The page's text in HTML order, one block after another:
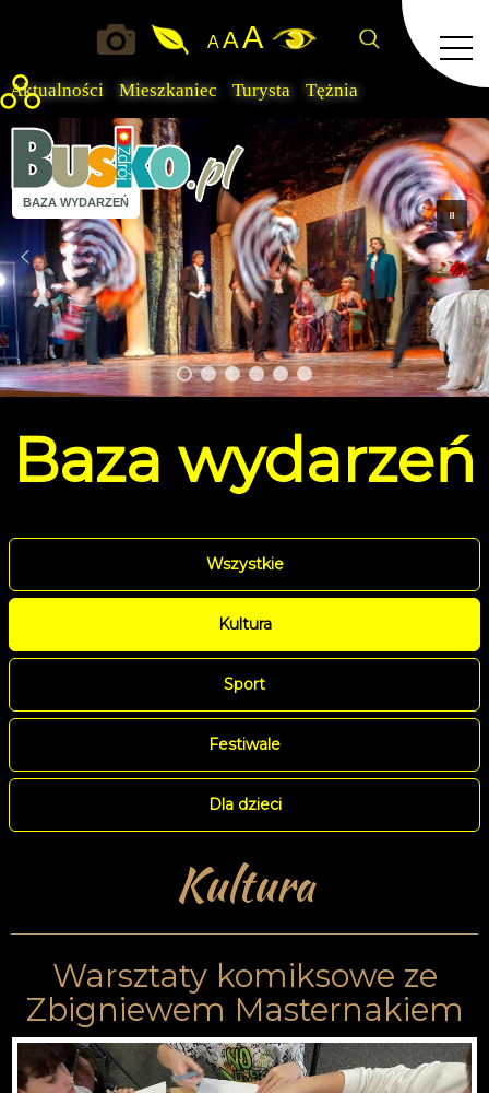
Aktualności Mieszkaniec Turysta Tężnia
A AA
BAZA WYDARZEŃ
Baza wydarzeń
Wszystkie
Kultura
Sport
Festiwale
Dla dzieci
Kultura
Warsztaty komiksowe ze
Zbigniewem Masternakiem